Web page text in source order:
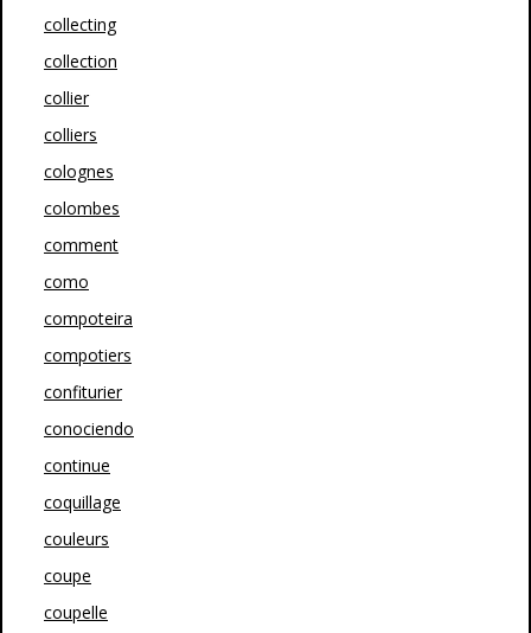
collecting
collection
collier
colliers
colognes
colombes
comment
como
compoteira
compotiers
confiturier
conociendo
continue
coquillage
couleurs
coupe
coupelle